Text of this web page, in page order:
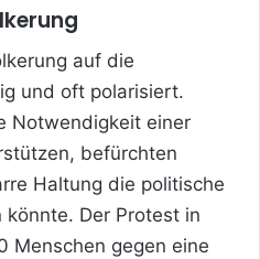
auf die
und oft polarisiert.
Notwendigkeit einer
befürchten
Haltung die politische
könnte. Der Protest in
Menschen gegen eine